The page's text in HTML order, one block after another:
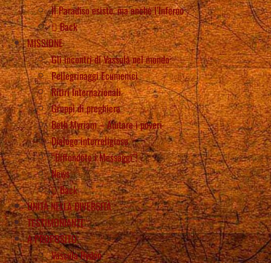
Il Paradiso esiste, ma anche l’Inferno
Back
MISSIONE
Gli incontri di Vassula nel mondo
Pellegrinaggi Ecumenici
Ritiri Internazionali
Gruppi di preghiera
Beth Myriam – Aiutare i poveri
Dialogo interreligioso
“Diffondete i Messaggi”!
News
Back
UNITÀ NELLA DIVERSITÀ
TESTIMONIANZE
A PROPOSITO
Vassula Rydén